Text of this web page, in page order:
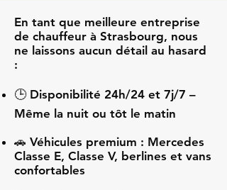
En tant que meilleure entreprise
de chauffeur à Strasbourg, nous
ne laissons aucun détail au hasard
:
🕒 Disponibilité 24h/24 et 7j/7 –
Même la nuit ou tôt le matin
🚗 Véhicules premium : Mercedes
Classe E, Classe V, berlines et vans
confortables